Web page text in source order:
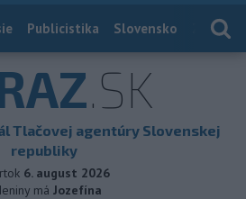
Publicistika Slovensko
.SK
Tlačovej agentúry Slovenskej
republiky
6. august 2026
má Jozefína